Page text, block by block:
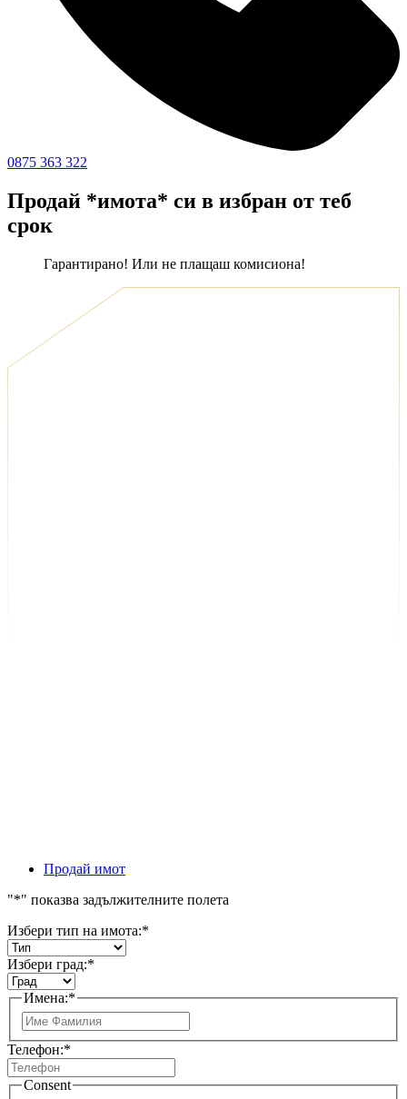
0875 363 322
Продай *имота* си в избран от теб
срок
Гарантирано! Или не плащаш комисиона!
Продай имот
"*" показва задължителните полета
Избери тип на имота:*
Избери град:*
Имена:*
Телефон:*
Consent